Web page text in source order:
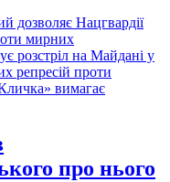
дозволяє Нацгвардії
мирних
розстріл на Майдані у
репресій проти
вимагає
про нього